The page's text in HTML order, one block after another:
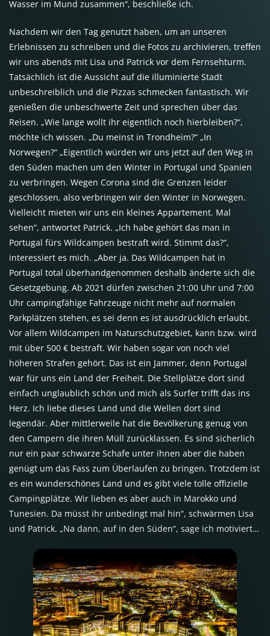
Wasser im Mund zusammen“, beschließe ich.
Nachdem wir den Tag genutzt haben, um an unseren
Erlebnissen zu schreiben und die Fotos zu archivieren, treffen
wir uns abends mit Lisa und Patrick vor dem Fernsehturm.
Tatsächlich ist die Aussicht auf die illuminierte Stadt
unbeschreiblich und die Pizzas schmecken fantastisch. Wir
genießen die unbeschwerte Zeit und sprechen über das
Reisen. „Wie lange wollt ihr eigentlich noch hierbleiben?“,
möchte ich wissen. „Du meinst in Trondheim?“ „In
Norwegen?“ „Eigentlich würden wir uns jetzt auf den Weg in
den Süden machen um den Winter in Portugal und Spanien
zu verbringen. Wegen Corona sind die Grenzen leider
geschlossen, also verbringen wir den Winter in Norwegen.
Vielleicht mieten wir uns ein kleines Appartement. Mal
sehen“, antwortet Patrick. „Ich habe gehört das man in
Portugal fürs Wildcampen bestraft wird. Stimmt das?“,
interessiert es mich. „Aber ja. Das Wildcampen hat in
Portugal total überhandgenommen deshalb änderte sich die
Gesetzgebung. Ab 2021 dürfen zwischen 21:00 Uhr und 7:00
Uhr campingfähige Fahrzeuge nicht mehr auf normalen
Parkplätzen stehen, es sei denn es ist ausdrücklich erlaubt.
Vor allem Wildcampen im Naturschutzgebiet, kann bzw. wird
mit über 500 € bestraft. Wir haben sogar von noch viel
höheren Strafen gehört. Das ist ein Jammer, denn Portugal
war für uns ein Land der Freiheit. Die Stellplätze dort sind
einfach unglaublich schön und mich als Surfer trifft das ins
Herz. Ich liebe dieses Land und die Wellen dort sind
legendär. Aber mittlerweile hat die Bevölkerung genug von
den Campern die ihren Müll zurücklassen. Es sind sicherlich
nur ein paar schwarze Schafe unter ihnen aber die haben
genügt um das Fass zum Überlaufen zu bringen. Trotzdem ist
es ein wunderschönes Land und es gibt viele tolle offizielle
Campingplätze. Wir lieben es aber auch in Marokko und
Tunesien. Da müsst ihr unbedingt mal hin“, schwärmen Lisa
und Patrick. „Na dann, auf in den Süden“, sage ich motiviert…